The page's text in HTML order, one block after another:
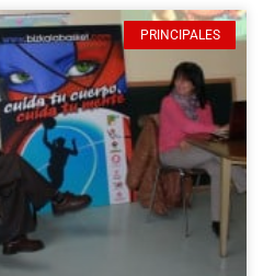
PRINCIPALES